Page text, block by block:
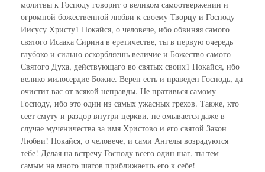
молитвы к Господу говорит о великом самоотвержении и
огромной божественной любви к своему Творцу и Господу
Иисусу Христу1 Покайся, о человече, ибо обвиняя самого
святого Исаака Сирина в еретичестве, ты в первую очередь
глубоко и сильно оскорбляешь величие и Божество самого
Святого Духа, действующаго во святых своих1 Покайся, ибо
велико милосердие Божие. Верен есть и праведен Господь, да
очистит вас от всякой неправды. Не пративься самому
Господу, ибо это один из самых ужасных грехов. Также, кто
сеет смуту и раздор внутри церкви, не омывается даже в
случае мученичества за имя Христово и его святой Закон
Любви! Покайся, о человече, и сами Ангелы возрадуются
тебе! Делая на встречу Господу всего один шаг, ты тем
самым на много шагов приближаешь его к себе!